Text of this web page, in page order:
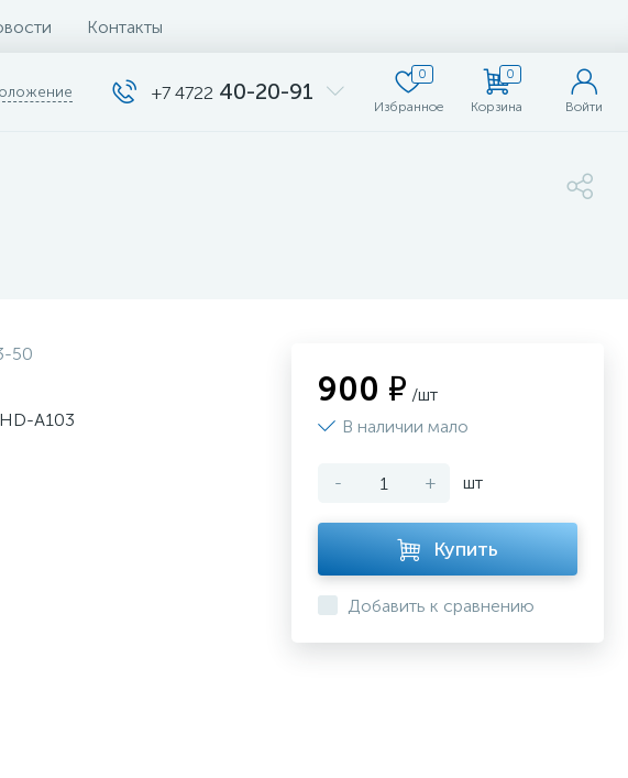
Контакты
+7 4722 40-20-91
0
Избранное
0
Корзина Войти
50
A103
900 ₽ /шт
В наличии мало
- + шт
Купить
Добавить к сравнению